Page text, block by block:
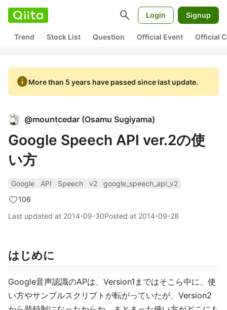
search Login Signup
Trend Stock List Question Official Event Official
infoMore than 5 years have passed since last update.
@mountcedar (Osamu Sugiyama)
Google Speech API ver.2の使
い方
Google API Speech v2
google_speech_api_v2
106
Last updated at 2014-09-30Posted at 2014-09-28
はじめに
Google音声認識のAPは、Version1まではそこら中に、使
い方やサンプルスクリプトが転がっていたが、Version2